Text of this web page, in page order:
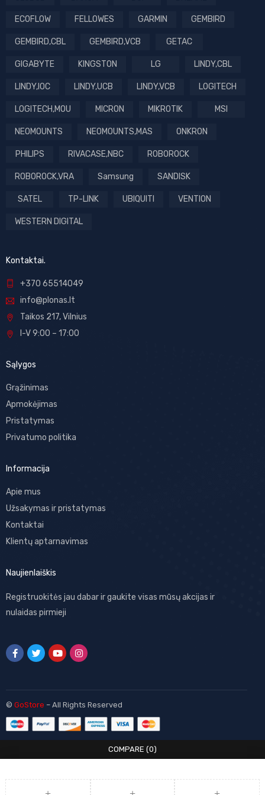
ECOFLOW FELLOWES GARMIN GEMBIRD
GEMBIRD,CBL GEMBIRD,VCB GETAC
GIGABYTE KINGSTON LG LINDY,CBL
LINDY,IOC LINDY,UCB LINDY,VCB LOGITECH
LOGITECH,MOU MICRON MIKROTIK MSI
NEOMOUNTS NEOMOUNTS,MAS ONKRON
PHILIPS RIVACASE,NBC ROBOROCK
ROBOROCK,VRA Samsung SANDISK
SATEL TP-LINK UBIQUITI VENTION
WESTERN DIGITAL
Kontaktai.
+370 65514049
info@plonas.lt
Taikos 217, Vilnius
I-V 9:00 – 17:00
Sąlygos
Grąžinimas
Apmokėjimas
Pristatymas
Privatumo politika
Informacija
Apie mus
Užsakymas ir pristatymas
Kontaktai
Klientų aptarnavimas
Naujienlaiškis
Registruokitės jau dabar ir gaukite visas mūsų akcijas ir
nulaidas pirmieji
© GoStore – All Rights Reserved
COMPARE (0)